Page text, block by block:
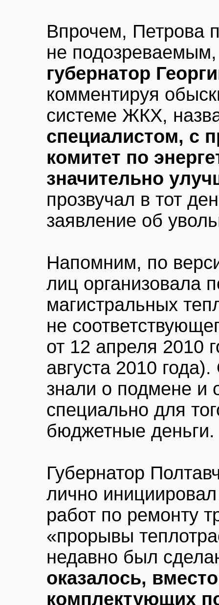
Впрочем, Петрова
не
губернатор
комментируя
системе ЖКХ,
специалистом, с
комитет по
значительно
прозвучал в тот
заявление об
Напомним, по
лиц организовала
магистральных
не
от 12 апреля 2010
августа 2010
знали о подмене и
специально для
бюджетные деньги.
Губернатор
лично
работ по ремонту
«прорывы
недавно был
оказалось,
комплектующих